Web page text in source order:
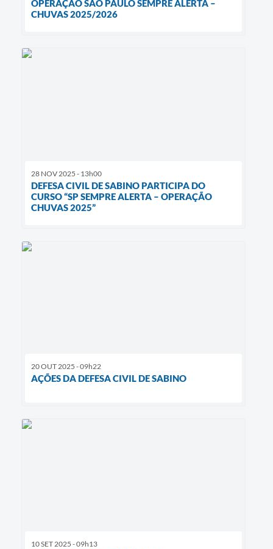
OPERAÇÃO SÃO PAULO SEMPRE ALERTA –
CHUVAS 2025/2026
28 NOV 2025 - 13h00
DEFESA CIVIL DE SABINO PARTICIPA DO
CURSO “SP SEMPRE ALERTA – OPERAÇÃO
CHUVAS 2025”
20 OUT 2025 - 09h22
AÇÕES DA DEFESA CIVIL DE SABINO
10 SET 2025 - 09h13